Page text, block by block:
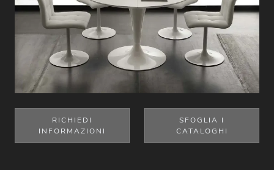
RICHIEDI
INFORMAZIONI
SFOGLIA I
CATALOGHI